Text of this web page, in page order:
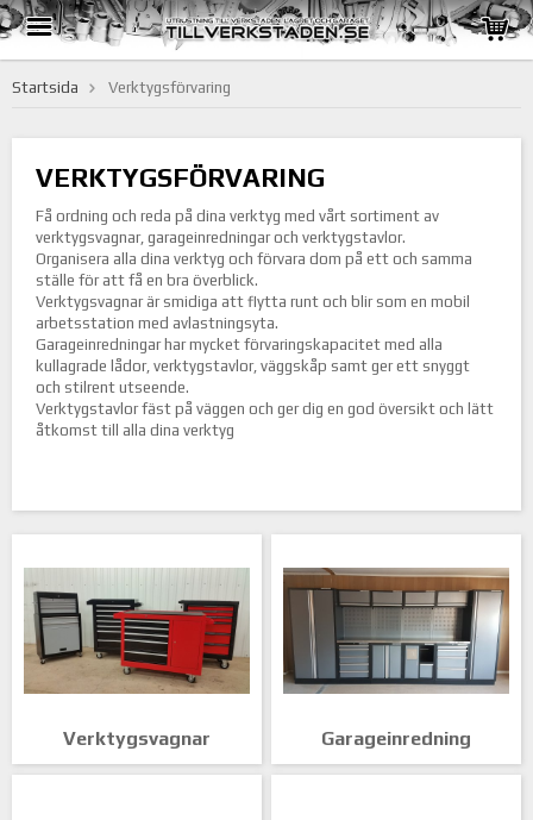
Startsida Verktygsförvaring
VERKTYGSFÖRVARING
Få ordning och reda på dina verktyg med vårt sortiment av
verktygsvagnar, garageinredningar och verktygstavlor.
Organisera alla dina verktyg och förvara dom på ett och samma
ställe för att få en bra överblick.
Verktygsvagnar är smidiga att flytta runt och blir som en mobil
arbetsstation med avlastningsyta.
Garageinredningar har mycket förvaringskapacitet med alla
kullagrade lådor, verktygstavlor, väggskåp samt ger ett snyggt
och stilrent utseende.
Verktygstavlor fäst på väggen och ger dig en god översikt och lätt
åtkomst till alla dina verktyg
Verktygsvagnar Garageinredning